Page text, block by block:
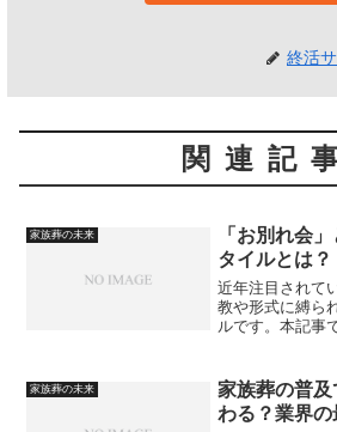
終活
関連記
家族葬の未来
「お別れ会
タイルとは？
近年注目されて
教や形式に縛ら
ルです。本記事
家族葬の未来
家族葬の普
わる？業界の